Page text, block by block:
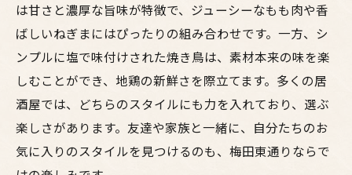
は甘さと濃厚な旨味が特徴で、ジューシーなもも肉や香
ばしいねぎまにはぴったりの組み合わせです。一方、シ
ンプルに塩で味付けされた焼き鳥は、素材本来の味を楽
しむことができ、地鶏の新鮮さを際立てます。多くの居
酒屋では、どちらのスタイルにも力を入れており、選ぶ
楽しさがあります。友達や家族と一緒に、自分たちのお
気に入りのスタイルを見つけるのも、梅田東通りならで